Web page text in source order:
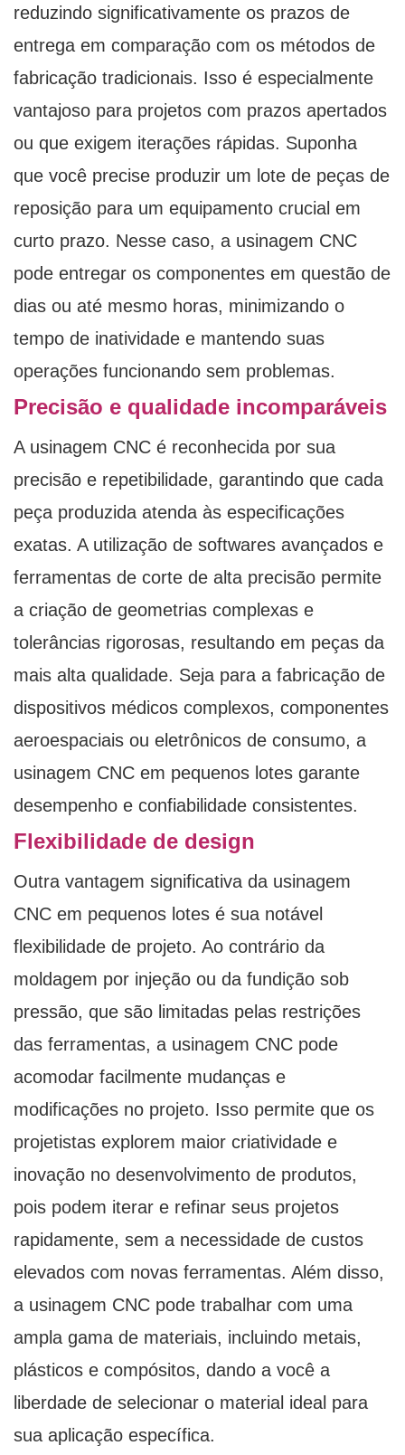
reduzindo significativamente os prazos de
entrega em comparação com os métodos de
fabricação tradicionais. Isso é especialmente
vantajoso para projetos com prazos apertados
ou que exigem iterações rápidas. Suponha
que você precise produzir um lote de peças de
reposição para um equipamento crucial em
curto prazo. Nesse caso, a usinagem CNC
pode entregar os componentes em questão de
dias ou até mesmo horas, minimizando o
tempo de inatividade e mantendo suas
operações funcionando sem problemas.
Precisão e qualidade incomparáveis
A usinagem CNC é reconhecida por sua
precisão e repetibilidade, garantindo que cada
peça produzida atenda às especificações
exatas. A utilização de softwares avançados e
ferramentas de corte de alta precisão permite
a criação de geometrias complexas e
tolerâncias rigorosas, resultando em peças da
mais alta qualidade. Seja para a fabricação de
dispositivos médicos complexos, componentes
aeroespaciais ou eletrônicos de consumo, a
usinagem CNC em pequenos lotes garante
desempenho e confiabilidade consistentes.
Flexibilidade de design
Outra vantagem significativa da usinagem
CNC em pequenos lotes é sua notável
flexibilidade de projeto. Ao contrário da
moldagem por injeção ou da fundição sob
pressão, que são limitadas pelas restrições
das ferramentas, a usinagem CNC pode
acomodar facilmente mudanças e
modificações no projeto. Isso permite que os
projetistas explorem maior criatividade e
inovação no desenvolvimento de produtos,
pois podem iterar e refinar seus projetos
rapidamente, sem a necessidade de custos
elevados com novas ferramentas. Além disso,
a usinagem CNC pode trabalhar com uma
ampla gama de materiais, incluindo metais,
plásticos e compósitos, dando a você a
liberdade de selecionar o material ideal para
sua aplicação específica.